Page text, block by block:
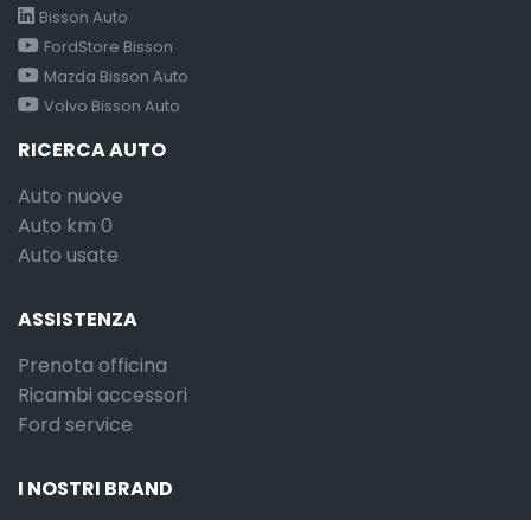
Bisson Auto
FordStore Bisson
Mazda Bisson Auto
Volvo Bisson Auto
RICERCA AUTO
Auto nuove
Auto km 0
Auto usate
ASSISTENZA
Prenota officina
Ricambi accessori
Ford service
I NOSTRI BRAND